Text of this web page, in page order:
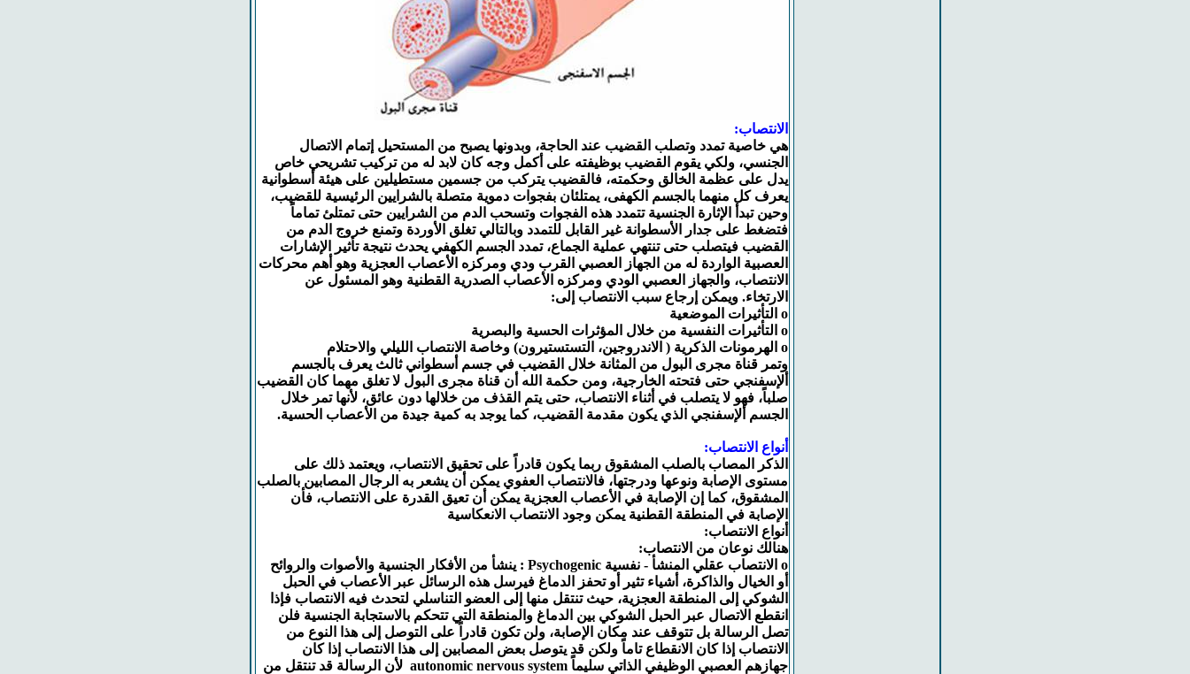
الانتصاب:
هي خاصية تمدد وتصلب القضيب عند الحاجة، وبدونها يصبح من المستحيل إتمام الاتصال
الجنسي، ولكي يقوم القضيب بوظيفته على أكمل وجه كان لابد له من تركيب تشريحي خاص
يدل على عظمة الخالق وحكمته، فالقضيب يتركب من جسمين مستطيلين على هيئة أسطوانية
يعرف كل منهما بالجسم الكهفى، يمتلئان بفجوات دموية متصلة بالشرايين الرئيسية للقضيب،
وحين تبدأ الإثارة الجنسية تتمدد هذه الفجوات وتسحب الدم من الشرايين حتى تمتلئ تماماً
فتضغط على جدار الأسطوانة غير القابل للتمدد وبالتالي تغلق الأوردة وتمنع خروج الدم من
القضيب فيتصلب حتى تنتهي عملية الجماع، تمدد الجسم الكهفي يحدث نتيجة تأثير الإشارات
العصبية الواردة له من الجهاز العصبي القرب ودي ومركزه الأعصاب العجزية وهو أهم محركات
الانتصاب، والجهاز العصبي الودي ومركزه الأعصاب الصدرية القطنية وهو المسئول عن
الارتخاء. ويمكن إرجاع سبب الانتصاب إلى:
o التأثيرات الموضعية
o التأثيرات النفسية من خلال المؤثرات الحسية والبصرية
o الهرمونات الذكرية ( الاندروجين، التستستيرون) وخاصة الانتصاب الليلي والاحتلام
وتمر قناة مجرى البول من المثانة خلال القضيب في جسم أسطواني ثالث يعرف بالجسم
ألإسفنجي حتى فتحته الخارجية، ومن حكمة الله أن قناة مجرى البول لا تغلق مهما كان القضيب
صلباً، فهو لا يتصلب في أثناء الانتصاب، حتى يتم القذف من خلالها دون عائق، لأنها تمر خلال
الجسم ألإسفنجي الذي يكون مقدمة القضيب، كما يوجد به كمية جيدة من الأعصاب الحسية.
أنواع الانتصاب:
الذكر المصاب بالصلب المشقوق ربما يكون قادراً على تحقيق الانتصاب، ويعتمد ذلك على
مستوى الإصابة ونوعها ودرجتها، فالانتصاب العفوي يمكن أن يشعر به الرجال المصابين بالصلب
المشقوق، كما إن الإصابة في الأعصاب العجزية يمكن أن تعيق القدرة على الانتصاب، فأن
الإصابة في المنطقة القطنية يمكن وجود الانتصاب الانعكاسية
أنواع الانتصاب:
هنالك نوعان من الانتصاب:
o الانتصاب عقلي المنشأ - نفسية Psychogenic : ينشأ من الأفكار الجنسية والأصوات والروائح
أو الخيال والذاكرة، أشياء تثير أو تحفز الدماغ فيرسل هذه الرسائل عبر الأعصاب في الحبل
الشوكي إلى المنطقة العجزية، حيث تنتقل منها إلى العضو التناسلي لتحدث فيه الانتصاب فإذا
انقطع الاتصال عبر الحبل الشوكي بين الدماغ والمنطقة التي تتحكم بالاستجابة الجنسية فلن
تصل الرسالة بل تتوقف عند مكان الإصابة، ولن تكون قادراً على التوصل إلى هذا النوع من
الانتصاب إذا كان الانقطاع تاماً ولكن قد يتوصل بعض المصابين إلى هذا الانتصاب إذا كان
جهازهم العصبي الوظيفي الذاتي سليماً autonomic nervous system لأن الرسالة قد تنتقل من